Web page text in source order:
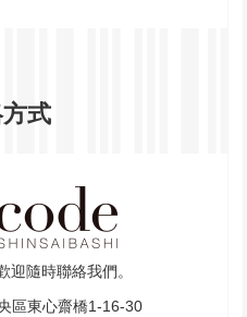
式
迎隨時聯絡我們。
區東心齋橋1-16-30